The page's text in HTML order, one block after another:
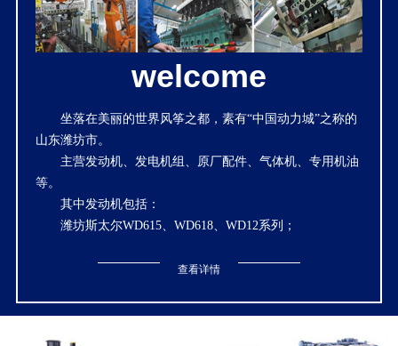
welcome
坐落在美丽的世界风筝之都，素有“中国动力城”之称的
山东潍坊市。
主营发动机、发电机组、原厂配件、气体机、专用机油
等。
其中发动机包括：
潍坊斯太尔WD615、WD618、WD12系列；
查看详情